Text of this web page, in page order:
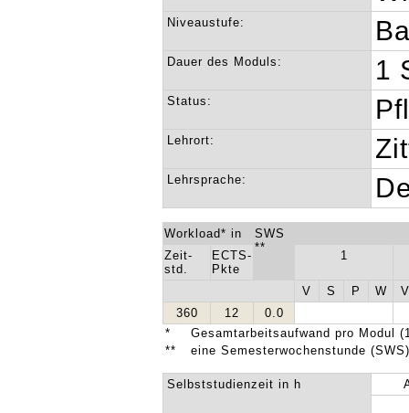
Niveaustufe:
Dauer des Moduls: 1
Status:
Lehrort:
Lehrsprache:
Workload* in
SWS
**
Zeit-
std.
ECTS-
Pkte
1
V S P W
360
12
0.0
*
Gesamtarbeitsaufwand pro Modul
**
eine Semesterwochenstunde
Selbststudienzeit in h